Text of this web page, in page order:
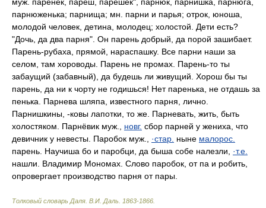
парнюженька; парнища; мн. парни и парья; отрок, юноша,
молодой человек, детина, молодец; холостой. Дети есть?
"Дочь, да два парня". Он парень добрый, да порой зашибает.
Парень-рубаха, прямой, нараспашку. Все парни наши за
селом, там хороводы. Парень не промах. Парень-то ты
забаущий (забавный), да будешь ли живущий. Хорош бы ты
парень, да ни к чорту не годишься! Нет паренька, не отдашь за
пенька. Парнева шляпа, известного парня, лично.
Парнишкины, -ковы лапотки, то же. Парневать, жить, быть
холостяком. Парнёвик муж., новг. сбор парней у жениха, что
девичник у невесты. Паробок муж., ·стар. ныне малорос.
парень. Научиша бо и паробци, да быша собе налезли, ·т.е.
нашли. Владимир Мономах. Слово паробок, от па и робить,
опровергает производство парня от пары.
Толковый словарь Даля В.И. Даль. 1863-1866